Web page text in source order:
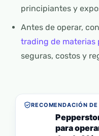
principiantes y
Antes de operar,
trading de materias
seguras, costos y
RECOMENDACIÓN
para